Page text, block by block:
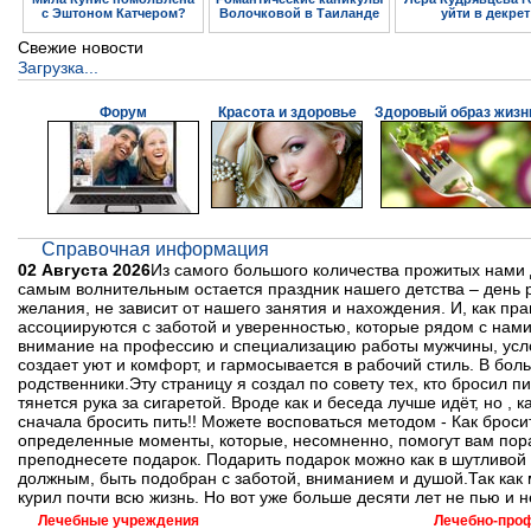
с Эштоном Катчером?
Волочковой в Таиланде
уйти в декрет
Свежие новости
Загрузка...
Форум Красота и здоровье Здоровый образ
Справочная информация
02 Августа 2026Из самого большого количества прожитых
самым волнительным остается праздник нашего детства – день
желания, не зависит от нашего занятия и нахождения. И, как
ассоциируются с заботой и уверенностью, которые рядом с
внимание на профессию и специализацию работы мужчины,
создает уют и комфорт, и гармосывается в рабочий стиль. В
родственники.Эту страницу я создал по совету тех, кто бросил
тянется рука за сигаретой. Вроде как и беседа лучше идёт, но
сначала бросить пить!! Можете восповаться методом - Как
определенные моменты, которые, несомненно, помогут вам
преподнесете подарок. Подарить подарок можно как в
должным, быть подобран с заботой, вниманием и душой.Так
курил почти всю жизнь. Но вот уже больше десяти лет не пью и
Лечебные учреждения Лечебно-